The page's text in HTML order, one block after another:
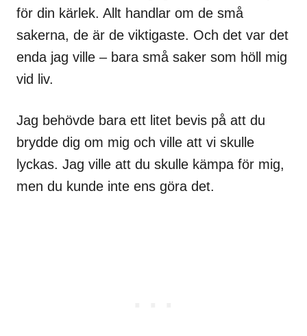
för din kärlek. Allt handlar om de små
sakerna, de är de viktigaste. Och det var det
enda jag ville – bara små saker som höll mig
vid liv.
Jag behövde bara ett litet bevis på att du
brydde dig om mig och ville att vi skulle
lyckas. Jag ville att du skulle kämpa för mig,
men du kunde inte ens göra det.